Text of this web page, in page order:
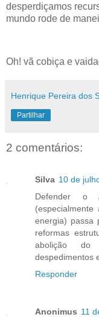
desperdiçamos
mundo rode de
Oh! vã cobiça e
Henrique Pereira dos
Partilhar
2 comentários:
Silva 10 de
Defender o
energia) passa
reformas
abolição do
despedimentos
Responder
Anonimus 11